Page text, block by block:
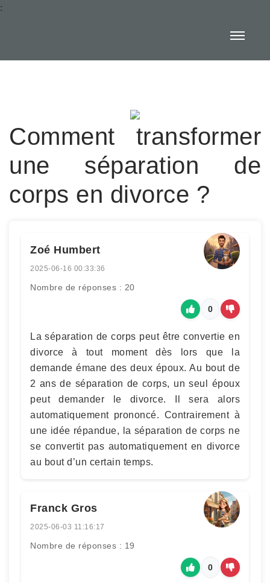
:
Comment transformer
une séparation de
corps en divorce ?
Zoé Humbert
2025-06-16 00:33:36
Nombre de réponses : 20
0
La séparation de corps peut être convertie en
divorce à tout moment dès lors que la
demande émane des deux époux. Au bout de
2 ans de séparation de corps, un seul époux
peut demander le divorce. Il sera alors
automatiquement prononcé. Contrairement à
une idée répandue, la séparation de corps ne
se convertit pas automatiquement en divorce
au bout d’un certain temps.
Franck Gros
2025-06-03 11:16:17
Nombre de réponses : 19
0